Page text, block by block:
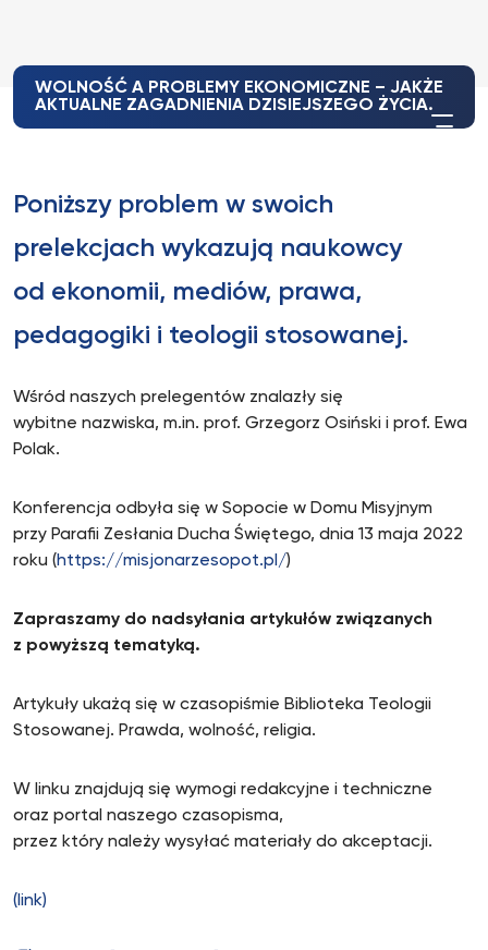
WOLNOŚĆ A PROBLEMY EKONOMICZNE – JAKŻE
AKTUALNE ZAGADNIENIA DZISIEJSZEGO ŻYCIA.
Poniższy problem w swoich
prelekcjach wykazują naukowcy
od ekonomii, mediów, prawa,
pedagogiki i teologii stosowanej.
Wśród naszych prelegentów znalazły się
wybitne nazwiska, m.in. prof. Grzegorz Osiński i prof. Ewa
Polak.
Konferencja odbyła się w Sopocie w Domu Misyjnym
przy Parafii Zesłania Ducha Świętego, dnia 13 maja 2022
roku (https://misjonarzesopot.pl/)
Zapraszamy do nadsyłania artykułów związanych
z powyższą tematyką.
Artykuły ukażą się w czasopiśmie Biblioteka Teologii
Stosowanej. Prawda, wolność, religia.
W linku znajdują się wymogi redakcyjne i techniczne
oraz portal naszego czasopisma,
przez który należy wysyłać materiały do akceptacji.
(link)